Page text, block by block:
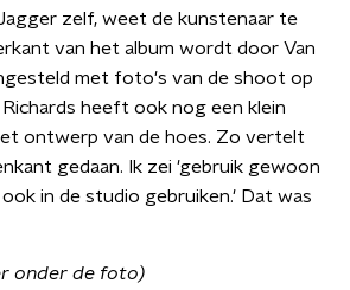
zelf, weet de kunstenaar te
van het album wordt door Van
met foto's van de shoot op
heeft ook nog een klein
ontwerp van de hoes. Zo vertelt
gedaan. Ik zei 'gebruik gewoon
in de studio gebruiken.' Dat was
onder de foto)